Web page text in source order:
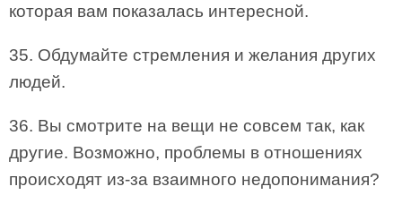
которая вам показалась интересной.
35. Обдумайте стремления и желания других
людей.
36. Вы смотрите на вещи не совсем так, как
другие. Возможно, проблемы в отношениях
происходят из-за взаимного недопонимания?